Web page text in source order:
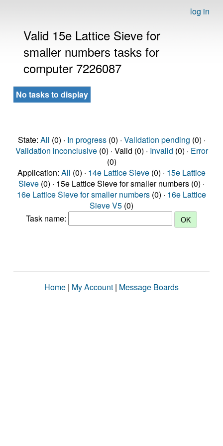
log in
Valid 15e Lattice Sieve for
smaller numbers tasks for
computer 7226087
No tasks to display
State: All (0) · In progress(0) · Validation pending (0) ·
Validation inconclusive(0) · Valid (0) · Invalid (0) · Error
(0)
Application: All (0) · 14e Lattice Sieve (0) · 15e Lattice
Sieve (0) · 15e Lattice Sieve for smaller numbers (0) ·
16e Lattice Sieve for smaller numbers (0) · 16e Lattice
Sieve V5 (0)
Task name:
Home | My Account | Message Boards